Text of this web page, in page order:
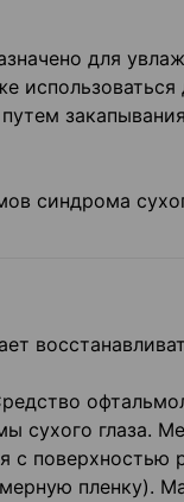
для
синдрома
сухого глаза.
с
пленку).